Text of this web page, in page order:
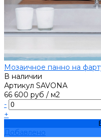
Мозаичное панно на
В наличии
Артикул SAVONA
66 600 руб / м2
-
+
Добавлено